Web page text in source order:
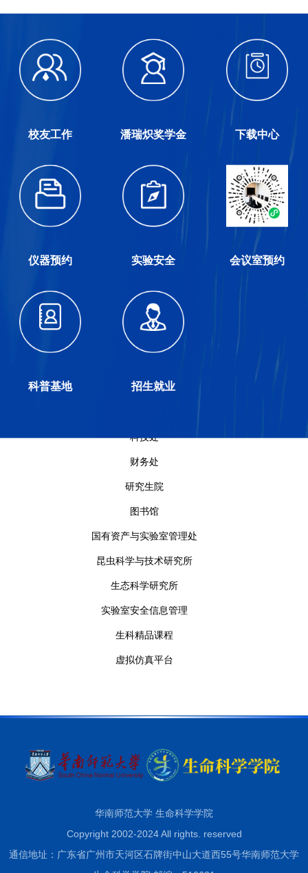
校友工作 潘瑞炽奖学金 下载中心
仪器预约 实验安全 会议室预约
科普基地 招生就业
科技处
财务处
研究生院
图书馆
国有资产与实验室管理处
昆虫科学与技术研究所
生态科学研究所
实验室安全信息管理
生科精品课程
虚拟仿真平台
华南师范大学 生命科学学院
Copyright 2002-2024 All rights. reserved
通信地址：广东省广州市天河区石牌街中山大道西55号华南师范大学